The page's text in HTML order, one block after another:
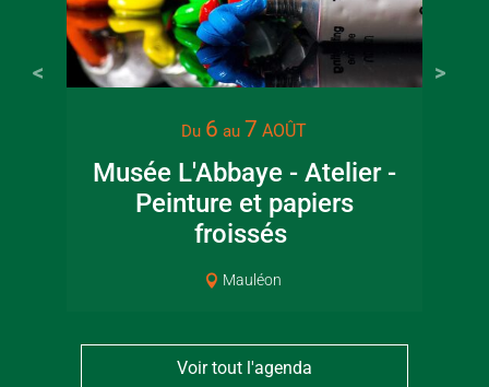
Du 6 au 7 AOÛT
Musée L'Abbaye - Atelier -
Peinture et papiers
froissés
Mauléon
Voir tout l'agenda